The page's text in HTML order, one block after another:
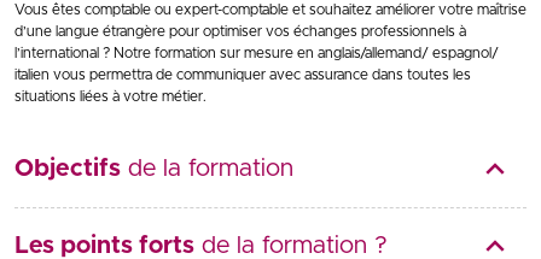
Vous êtes comptable ou expert-comptable et souhaitez améliorer votre maîtrise
d’une langue étrangère pour optimiser vos échanges professionnels à
l’international ? Notre formation sur mesure en anglais/allemand/ espagnol/
italien vous permettra de communiquer avec assurance dans toutes les
situations liées à votre métier.
Objectifs de la formation
Les points forts de la formation ?